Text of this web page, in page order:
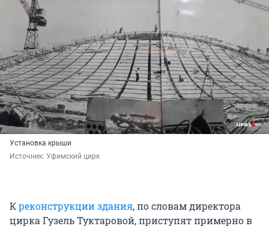
Установка крыши
Источник: Уфимский цирк
Креконструкции здания, по словам директора
цирка Гузель Туктаровой, приступят примерно в